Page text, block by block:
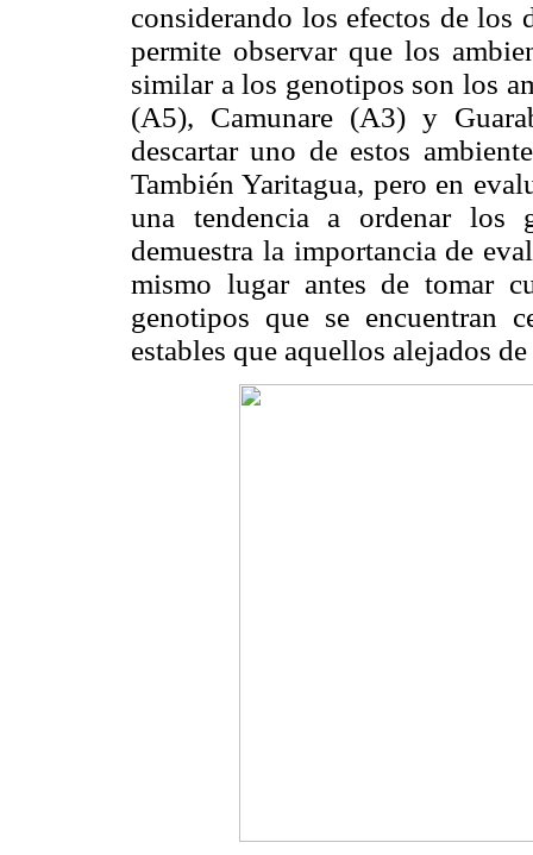
considerando los efectos de los
permite observar que los
similar a los genotipos son los
(A5), Camunare (A3) y
descartar uno de estos
También Yaritagua, pero en
una tendencia a ordenar los
demuestra la importancia de
mismo lugar antes de tomar
genotipos que se encuentran
estables que aquellos alejados